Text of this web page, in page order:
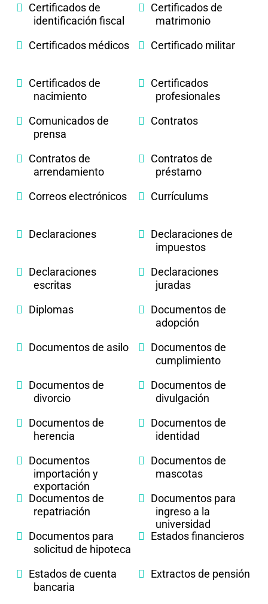
Certificados de
identificación fiscal
Certificados de
matrimonio
Certificados médicos
Certificado militar
Certificados de
nacimiento
Certificados
profesionales
Comunicados de
prensa
Contratos
Contratos de
arrendamiento
Contratos de
préstamo
Correos electrónicos
Currículums
Declaraciones
Declaraciones de
impuestos
Declaraciones
escritas
Declaraciones
juradas
Diplomas
Documentos de
adopción
Documentos de asilo
Documentos de
cumplimiento
Documentos de
divorcio
Documentos de
divulgación
Documentos de
herencia
Documentos de
identidad
Documentos
importación y
exportación
Documentos de
mascotas
Documentos de
repatriación
Documentos para
ingreso a la
universidad
Documentos para
solicitud de hipoteca
Estados financieros
Estados de cuenta
bancaria
Extractos de pensión